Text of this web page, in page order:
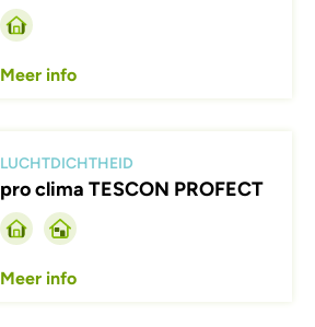
Meer info
LUCHTDICHTHEID
pro clima TESCON PROFECT
Meer info